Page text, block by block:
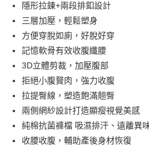
悠遊付
全盈+PAY
AFTEE先享後付
相關說明
【關於「AFTEE先享後付」】
AFTEE先享後付是「在收到商品之後才付
１．簡單：不需註冊會員、不需綁卡、不
２．便利：只要手機號碼，簡訊認證，即
３．安心：先確認商品／服務後，再付款。
ATM付款
運送方式
全家取貨付款
隱形拉鍊+兩段排釦設計
三層加壓，輕鬆塑身
方便穿脫如廁，好脫好穿
記憶軟骨有效收腹纖腰
3D立體剪裁，加壓腹部
拒絕小腹贅肉，強力收腹
拉提臀線，塑造飽滿翹臀
兩側網紗設計打造顯瘦視覺美感
純棉抗菌褲檔 吸濕排汗、遠離異
收腰收腹，輔助產後身材恢復